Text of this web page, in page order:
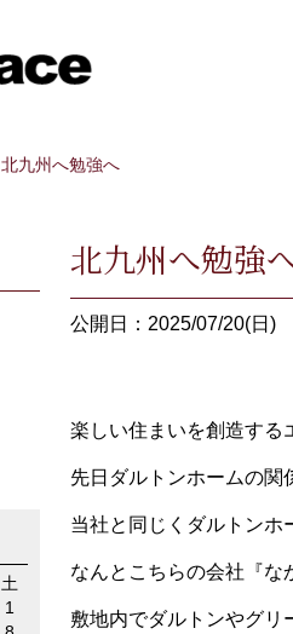
北九州へ勉強へ
北九州へ勉強
公開日：2025/07/20(日)
楽しい住まいを創造する
先日ダルトンホームの関
当社と同じくダルトンホ
なんとこちらの会社『な
敷地内でダルトンやグリ
土
1